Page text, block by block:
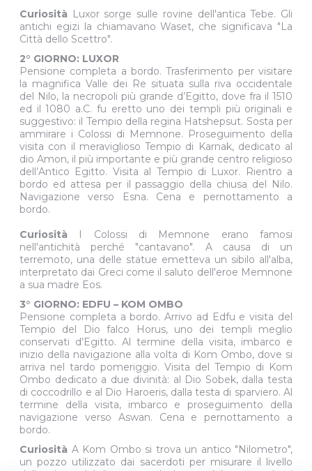
Curiosità Luxor sorge sulle rovine dell'antica Tebe. Gli
antichi egizi la chiamavano Waset, che significava "La
Città dello Scettro".
2° GIORNO: LUXOR
Pensione completa a bordo. Trasferimento per visitare
la magnifica Valle dei Re situata sulla riva occidentale
del Nilo, la necropoli più grande d’Egitto, dove fra il 1510
ed il 1080 a.C. fu eretto uno dei templi più originali e
suggestivo: il Tempio della regina Hatshepsut. Sosta per
ammirare i Colossi di Memnone. Proseguimento della
visita con il meraviglioso Tempio di Karnak, dedicato al
dio Amon, il più importante e più grande centro religioso
dell’Antico Egitto. Visita al Tempio di Luxor. Rientro a
bordo ed attesa per il passaggio della chiusa del Nilo.
Navigazione verso Esna. Cena e pernottamento a
bordo.
Curiosità I Colossi di Memnone erano famosi
nell'antichità perché "cantavano". A causa di un
terremoto, una delle statue emetteva un sibilo all'alba,
interpretato dai Greci come il saluto dell'eroe Memnone
a sua madre Eos.
3° GIORNO: EDFU – KOM OMBO
Pensione completa a bordo. Arrivo ad Edfu e visita del
Tempio del Dio falco Horus, uno dei templi meglio
conservati d’Egitto. Al termine della visita, imbarco e
inizio della navigazione alla volta di Kom Ombo, dove si
arriva nel tardo pomeriggio. Visita del Tempio di Kom
Ombo dedicato a due divinità: al Dio Sobek, dalla testa
di coccodrillo e al Dio Haroeris, dalla testa di sparviero. Al
termine della visita, imbarco e proseguimento della
navigazione verso Aswan. Cena e pernottamento a
bordo.
Curiosità A Kom Ombo si trova un antico "Nilometro",
un pozzo utilizzato dai sacerdoti per misurare il livello